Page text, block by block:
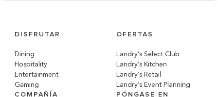
DISFRUTAR
Dining
Hospitality
Entertainment
Gaming
OFERTAS
Landry’s Select Club
Landry’s Kitchen
Landry’s Retail
Landry’s Event Planning
COMPAÑÍA
PÓNGASE EN